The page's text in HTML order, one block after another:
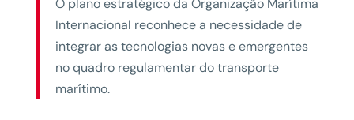
O plano estratégico da Organização Marítima
Internacional reconhece a necessidade de
integrar as tecnologias novas e emergentes
no quadro regulamentar do transporte
marítimo.